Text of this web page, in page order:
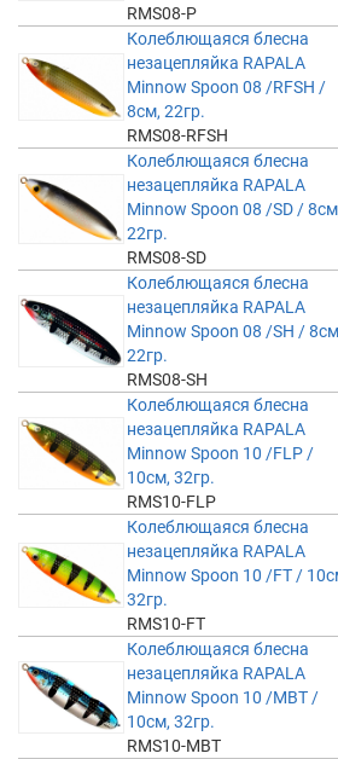
RMS08-P
Колеблющаяся блесна
незацепляйка RAPALA
Minnow Spoon 08 /RFSH /
8см, 22гр.
RMS08-RFSH
Колеблющаяся блесна
незацепляйка RAPALA
Minnow Spoon 08 /SD /
22гр.
RMS08-SD
Колеблющаяся блесна
незацепляйка RAPALA
Minnow Spoon 08 /SH /
22гр.
RMS08-SH
Колеблющаяся блесна
незацепляйка RAPALA
Minnow Spoon 10 /FLP /
10см, 32гр.
RMS10-FLP
Колеблющаяся блесна
незацепляйка RAPALA
Minnow Spoon 10 /FT /
32гр.
RMS10-FT
Колеблющаяся блесна
незацепляйка RAPALA
Minnow Spoon 10 /MBT /
10см, 32гр.
RMS10-MBT